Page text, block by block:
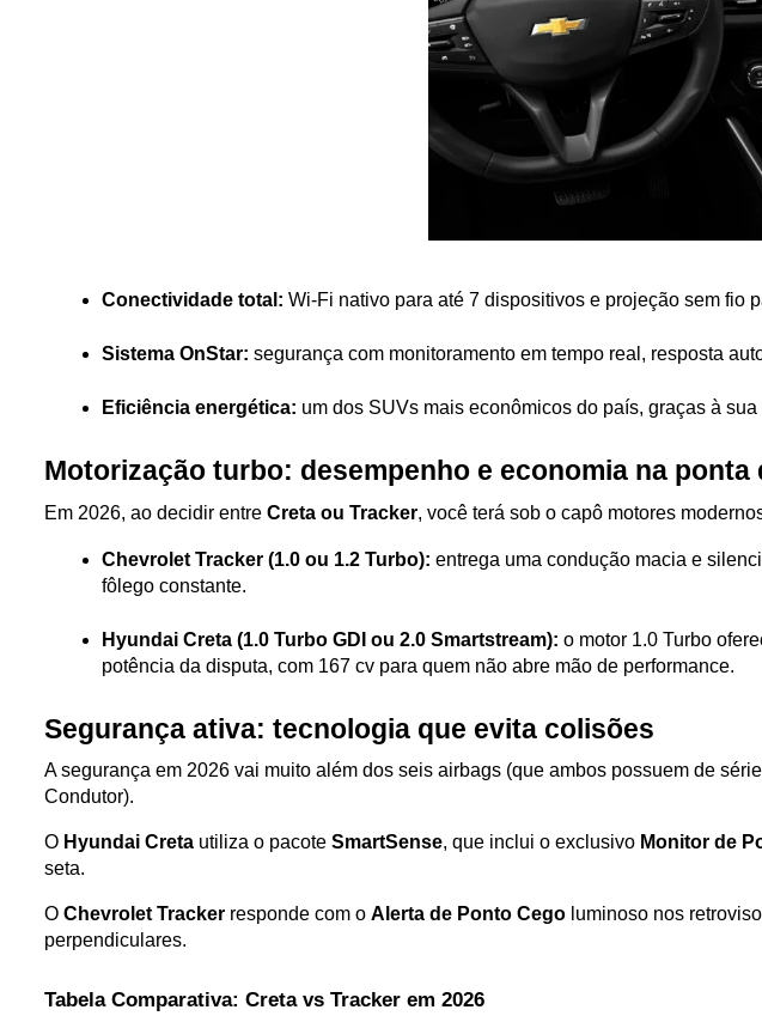
Conectividade total: Wi-Fi nativo para até 7 dispositivos e projeção sem fio
Sistema OnStar: segurança com monitoramento em tempo real, resposta
Eficiência energética: um dos SUVs mais econômicos do país, graças à
Motorização turbo: desempenho e economia na ponta
Em 2026, ao decidir entre Creta ou Tracker, você terá sob o capô motores
Chevrolet Tracker (1.0 ou 1.2 Turbo): entrega uma condução macia e
fôlego constante.
Hyundai Creta (1.0 Turbo GDI ou 2.0 Smartstream): o motor 1.0 Turbo
potência da disputa, com 167 cv para quem não abre mão de performance.
Segurança ativa: tecnologia que evita colisões
A segurança em 2026 vai muito além dos seis airbags (que ambos possuem de
Condutor).
O Hyundai Creta utiliza o pacote SmartSense, que inclui o exclusivo Monitor de
seta.
O Chevrolet Tracker responde com o Alerta de Ponto Cego luminoso nos
perpendiculares.
Tabela Comparativa: Creta vs Tracker em 2026